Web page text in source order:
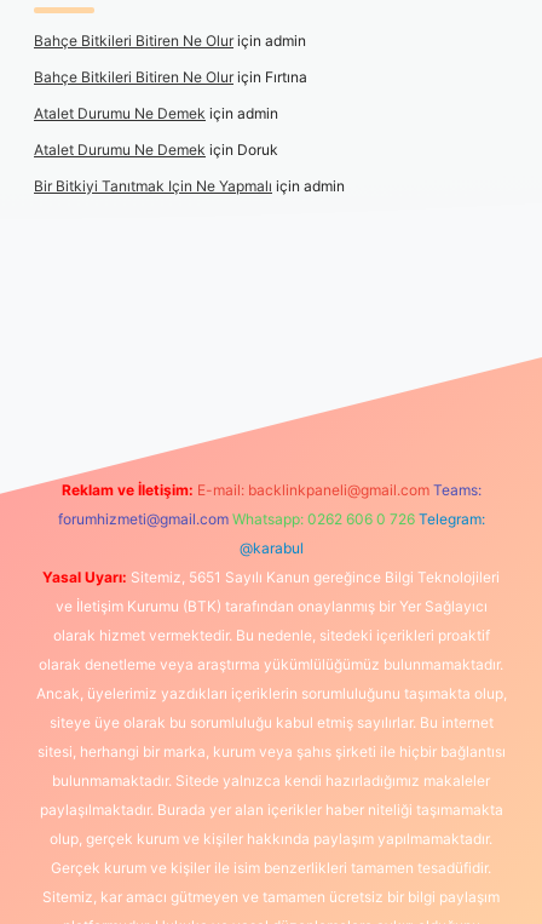
Bahçe Bitkileri Bitiren Ne Oluriçin admin
Bahçe Bitkileri Bitiren Ne Oluriçin Fırtına
Atalet Durumu Ne Demek için admin
Atalet Durumu Ne Demek için Doruk
Bir Bitkiyi Tanıtmak Için Ne Yapmalı için admin
Reklam ve İletişim: E-mail: backlinkpaneli@gmail.com Teams:
forumhizmeti@gmail.com Whatsapp: 0262 606 0 726 Telegram:
@karabul
Yasal Uyarı: Sitemiz, 5651 Sayılı Kanun gereğince Bilgi Teknolojileri
ve İletişim Kurumu (BTK) tarafından onaylanmış bir Yer Sağlayıcı
olarak hizmet vermektedir. Bu nedenle, sitedeki içerikleri proaktif
olarak denetleme veya araştırma yükümlülüğümüz bulunmamaktadır.
Ancak, üyelerimiz yazdıkları içeriklerin sorumluluğunu taşımakta olup,
siteye üye olarak bu sorumluluğu kabul etmiş sayılırlar. Bu internet
sitesi, herhangi bir marka, kurum veya şahıs şirketi ile hiçbir bağlantısı
bulunmamaktadır. Sitede yalnızca kendi hazırladığımız makaleler
paylaşılmaktadır. Burada yer alan içerikler haber niteliği taşımamakta
olup, gerçek kurum ve kişiler hakkında paylaşım yapılmamaktadır.
Gerçek kurum ve kişiler ile isim benzerlikleri tamamen tesadüfidir.
Sitemiz, kar amacı gütmeyen ve tamamen ücretsiz bir bilgi paylaşım